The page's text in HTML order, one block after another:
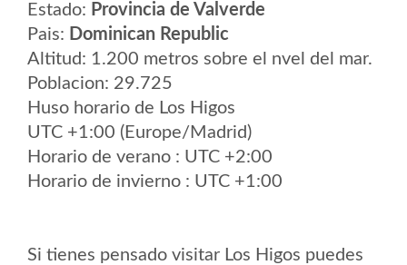
Estado: Provincia de Valverde
Pais: Dominican Republic
Altitud: 1.200 metros sobre el nvel del mar.
Poblacion: 29.725
Huso horario de Los Higos
UTC +1:00 (Europe/Madrid)
Horario de verano : UTC +2:00
Horario de invierno : UTC +1:00
Si tienes pensado visitar Los Higos puedes